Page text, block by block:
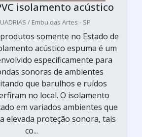
isolamento acústico
/ Embu das Artes - SP
somente no Estado de
acústico espuma é um
especificamente para
sonoras de ambientes
que barulhos e ruídos
no local. O isolamento
em variados ambientes que
elevada proteção sonora, tais
co...